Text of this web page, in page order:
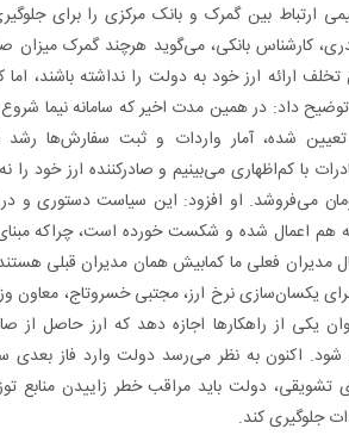
ارتباط بین گمرک و بانک مرکزی را برای
کارشناس بانکی، می‌گوید هرچند گمرک میزان
تخلف ارائه ارز خود به دولت را نداشته باشند،
داد: در همین مدت اخیر که سامانه نیما شروع
چهار هزارو ۲۰۰تومان تعیین شده، آمار واردات و ثبت
با کم‌اظهاری می‌بینیم و صادرکننده ارز خود را
می‌فروشد. او افزود: این سیاست دستوری و
اعمال شده و شکست خورده است، چراکه
مدیران فعلی ما کمابیش همان مدیران قبلی
یکسان‌سازی نرخ ارز، مجتبی خسروتاج،
یکی از راهکارها اجازه دهد که ارز حاصل از
شود. اکنون به نظر می‌رسد دولت وارد فاز
تشویقی، دولت باید مراقب خطر زاییدن منابع
جلوگیری کند.